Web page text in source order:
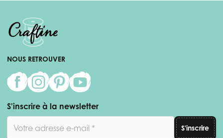
NOUS RETROUVER
S'inscrire à la newsletter
S'inscrire